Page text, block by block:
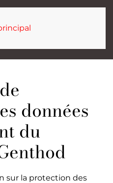
données
du
sur la protection des